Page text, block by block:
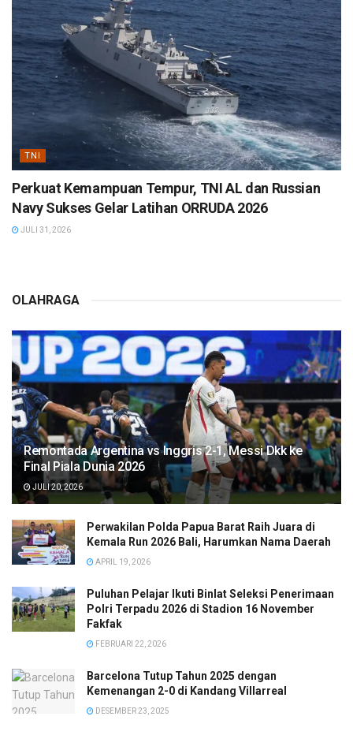
TNI
Perkuat Kemampuan Tempur, TNI AL dan Russian
Navy Sukses Gelar Latihan ORRUDA 2026
JULI 31, 2026
OLAHRAGA
Remontada Argentina vs Inggris 2-1, Messi Dkk ke
Final Piala Dunia 2026
JULI 20, 2026
Perwakilan Polda Papua Barat Raih Juara di
Kemala Run 2026 Bali, Harumkan Nama Daerah
APRIL 19, 2026
Puluhan Pelajar Ikuti Binlat Seleksi Penerimaan
Polri Terpadu 2026 di Stadion 16 November
Fakfak
FEBRUARI 22, 2026
Barcelona Tutup Tahun 2025 dengan
Kemenangan 2-0 di Kandang Villarreal
DESEMBER 23, 2025